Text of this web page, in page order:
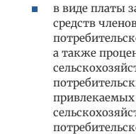
в виде платы
средств
а также